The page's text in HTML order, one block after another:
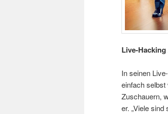
Live-
In seinen
einfach
Zuschauern,
er. „Viele